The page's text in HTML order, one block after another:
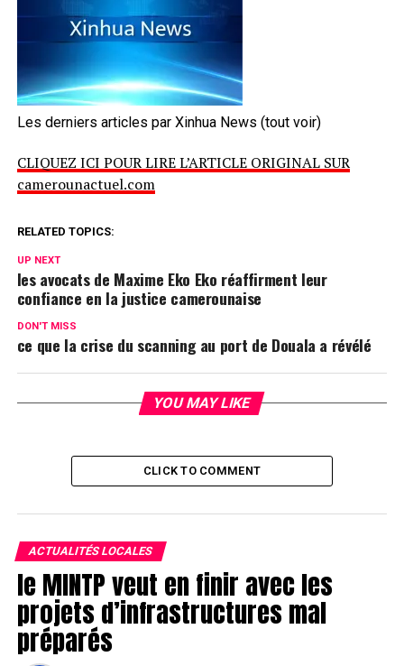
Les derniers articles par Xinhua News (tout voir)
CLIQUEZ ICI POUR LIRE L’ARTICLE ORIGINAL SUR
camerounactuel.com
RELATED TOPICS:
UP NEXT
les avocats de Maxime Eko Eko réaffirment leur
confiance en la justice camerounaise
DON'T MISS
ce que la crise du scanning au port de Douala a révélé
YOU MAY LIKE
CLICK TO COMMENT
ACTUALITÉS LOCALES
le MINTP veut en finir avec les
projets d’infrastructures mal
préparés